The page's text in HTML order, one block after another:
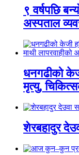
९ वर्षपछि
अस्पताल
धनगढीको
मृत्यु,
शेरबहादुर